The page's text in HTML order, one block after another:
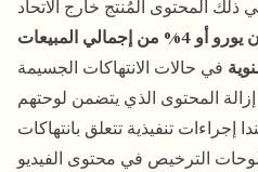
ذلك المحتوى المُنتج خارج الاتحاد
20 مليون يورو أو 4% من إجمالي المبيعات
في حالات الانتهاكات الجسيمة
المحتوى الذي يتضمن لوحتهم
إجراءات تنفيذية تتعلق بانتهاكات